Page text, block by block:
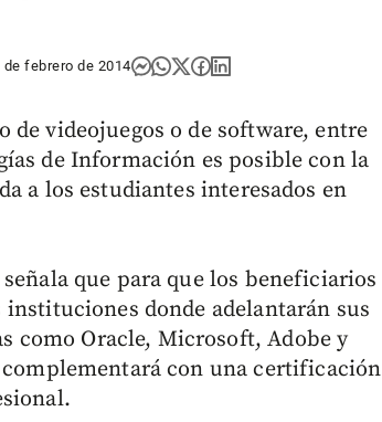
de febrero de 2014
videojuegos o de software, entre
de Información es posible con la
a los estudiantes interesados en
que para que los beneficiarios
donde adelantarán sus
como Oracle, Microsoft, Adobe y
con una certificación